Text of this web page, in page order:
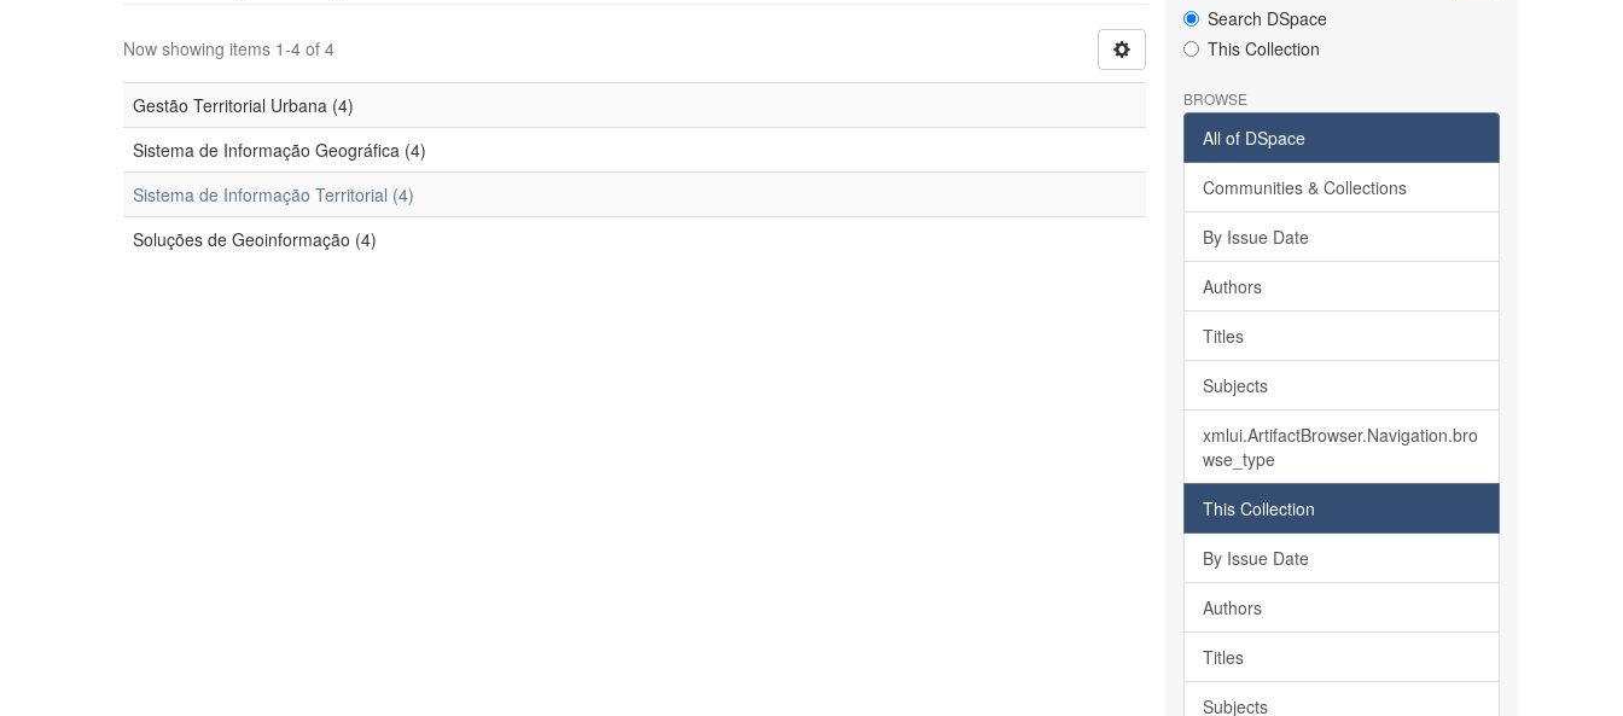
Now showing items 1-4 of 4
Gestão Territorial Urbana (4)
Sistema de Informação Geográfica (4)
Sistema de Informação Territorial (4)
Soluções de Geoinformação (4)
Search DSpace
This Collection
BROWSE
All of DSpace
Communities & Collections
By Issue Date
Authors
Titles
Subjects
xmlui.ArtifactBrowser.Navigation.bro
wse_type
This Collection
By Issue Date
Authors
Titles
Subjects